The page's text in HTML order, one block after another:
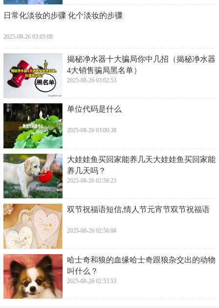
​日常化淡妆的步骤 化个淡妆的步骤
2025-08-26 03:05:08
​揭秘净水器十大骗局你中几招（揭秘净水器
4大销售骗局黑名单）
2025-08-26 03:02:53
​单位代码是什么
2025-08-26 03:00:38
​大娃娃鱼买回家能养几天大娃娃鱼买回家能
养几天吗？
2025-08-26 02:58:23
​双节祝福语短信,情人节元宵节双节祝福语
2025-08-26 02:56:08
​哈士奇和狼的血缘哈士奇跟狼杂交出的动物
叫什么？
2025-08-26 02:53:53